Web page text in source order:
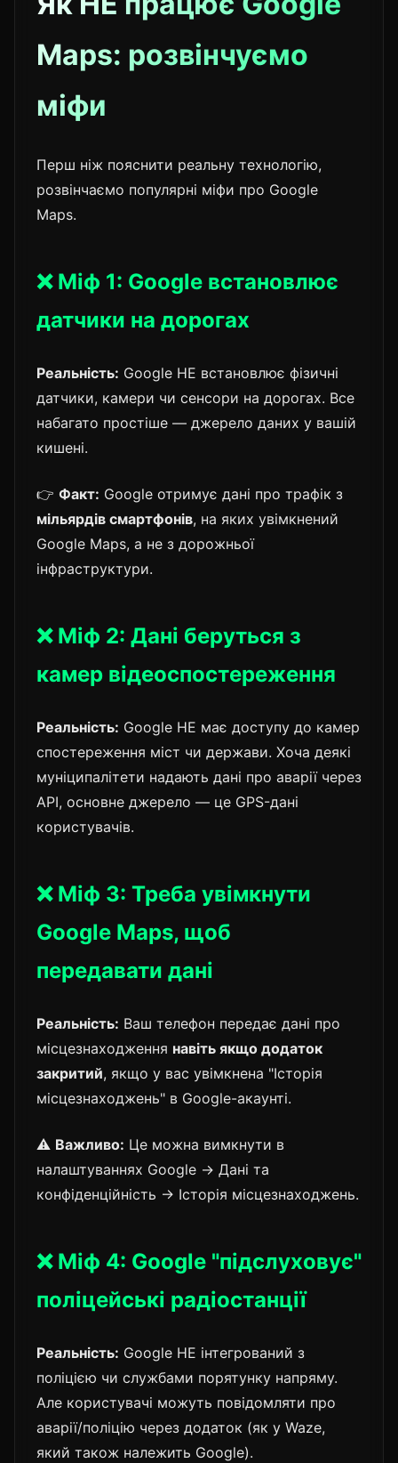
Maps: розвінчуємо
міфи
Перш ніж пояснити реальну технологію,
розвінчаємо популярні міфи про Google
Maps.
❌ Міф 1: Google встановлює
датчики на дорогах
Реальність: Google НЕ встановлює фізичні
датчики, камери чи сенсори на дорогах. Все
набагато простіше — джерело даних у вашій
кишені.
👉 Факт: Google отримує дані про трафік з
мільярдів смартфонів, на яких увімкнений
Google Maps, а не з дорожньої
інфраструктури.
❌ Міф 2: Дані беруться з
камер відеоспостереження
Реальність: Google НЕ має доступу до камер
спостереження міст чи держави. Хоча деякі
муніципалітети надають дані про аварії через
API, основне джерело — це GPS-дані
користувачів.
❌ Міф 3: Треба увімкнути
Google Maps, щоб
передавати дані
Реальність: Ваш телефон передає дані про
місцезнаходження навіть якщо додаток
закритий, якщо у вас увімкнена "Історія
місцезнаходжень" в Google-акаунті.
⚠️ Важливо: Це можна вимкнути в
налаштуваннях Google → Дані та
конфіденційність → Історія місцезнаходжень.
❌ Міф 4: Google "підслуховує"
поліцейські радіостанції
Реальність: Google НЕ інтегрований з
поліцією чи службами порятунку напряму.
Але користувачі можуть повідомляти про
аварії/поліцію через додаток (як у Waze,
який також належить Google).